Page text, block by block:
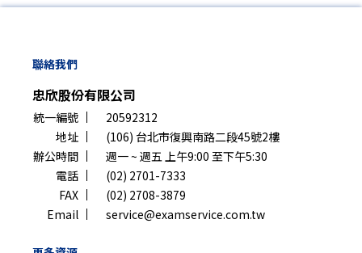
聯絡我們
忠欣股份有限公司
統一編號
20592312
地址
(106) 台北市復興南路二段45號2樓
辦公時間
週一 ~ 週五 上午9:00 至下午5:30
電話
(02) 2701-7333
FAX
(02) 2708-3879
Email
service@examservice.com.tw